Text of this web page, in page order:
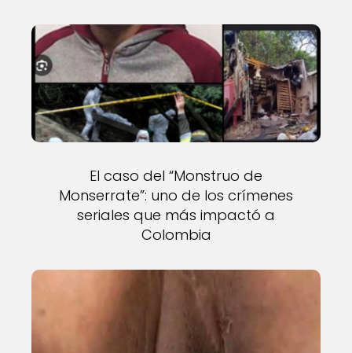
El caso del “Monstruo de
Monserrate”: uno de los crímenes
seriales que más impactó a
Colombia